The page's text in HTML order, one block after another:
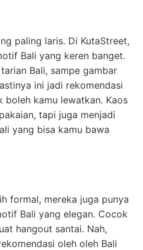
paling laris. Di KutaStreet,
Bali yang keren banget.
Bali, sampe gambar
ini jadi rekomendasi
boleh kamu lewatkan. Kaos
tapi juga menjadi
yang bisa kamu bawa
formal, mereka juga punya
Bali yang elegan. Cocok
hangout santai. Nah,
oleh oleh Bali